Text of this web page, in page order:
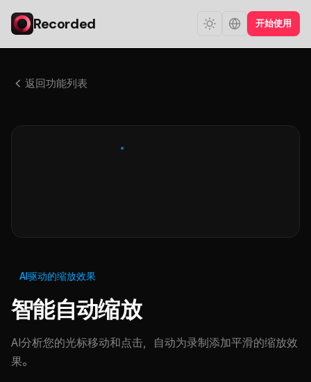
Recorded 开始使用
返回功能列表
AI驱动的缩放效果
智能自动缩放
AI分析您的光标移动和点击，自动为录制添加平滑的缩放效
果。